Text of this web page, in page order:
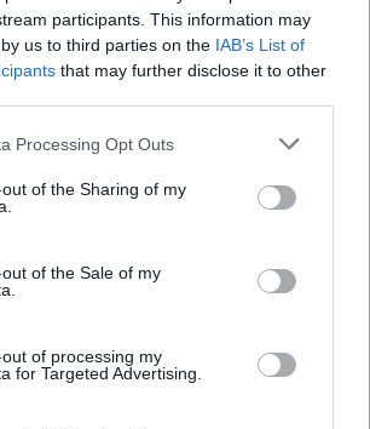
participants. This information may
us to third parties on the IAB’s List of
that may further disclose it to other
website/app uses one or more Google
visit or usage behaviour. You may click to
to Google and its third-party tags to
specified purposes in below Google
Processing Opt Outs
of the Sharing of my
of the Sale of my
of processing my
for Targeted Advertising.
Jelszó
Bejelentkezés
termékek és szolgáltatások térképes
ÉS KERTÉSZET REGISZTRÁCIÓ